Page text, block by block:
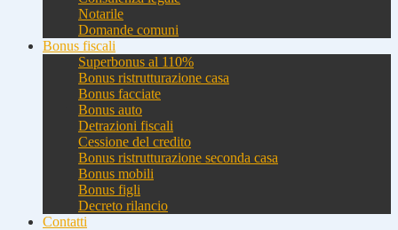
Notarile
Domande comuni
Bonus fiscali
Superbonus al 110%
Bonus ristrutturazione casa
Bonus facciate
Bonus auto
Detrazioni fiscali
Cessione del credito
Bonus ristrutturazione seconda casa
Bonus mobili
Bonus figli
Decreto rilancio
Contatti